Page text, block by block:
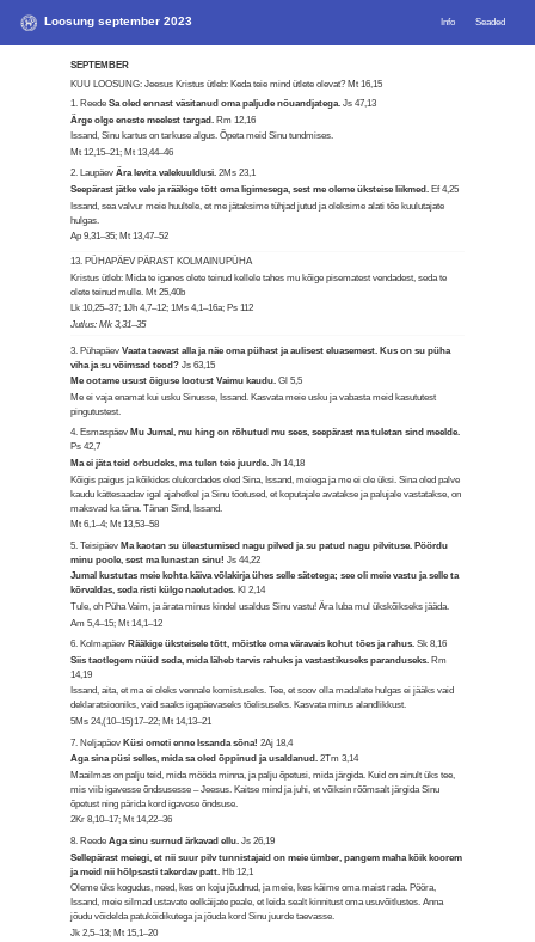
Loosung september 2023 Info Seaded
SEPTEMBER
KUU LOOSUNG: Jeesus Kristus ütleb: Keda teie mind ütlete olevat? Mt 16,15
1. ReedeSa oled ennast väsitanud oma paljude nõuandjatega.Js 47,13
Ärge olge eneste meelest targad.Rm 12,16
Issand, Sinu kartus on tarkuse algus. Õpeta meid Sinu tundmises.
Mt 12,15–21; Mt 13,44–46
2. LaupäevÄra levita valekuuldusi.2Ms 23,1
Seepärast jätke vale ja rääkige tõtt oma ligimesega, sest me oleme üksteise liikmed. Ef 4,25
Issand, sea valvur meie huultele, et me jätaksime tühjad jutud ja oleksime alati tõe kuulutajate
hulgas.
Ap 9,31–35; Mt 13,47–52
13. PÜHAPÄEV PÄRAST KOLMAINUPÜHA
Kristus ütleb: Mida te iganes olete teinud kellele tahes mu kõige pisematest vendadest, seda te
olete teinud mulle. Mt 25,40b
Lk 10,25–37; 1Jh 4,7–12; 1Ms 4,1–16a; Ps 112
Jutlus: Mk 3,31–35
3. PühapäevVaata taevast alla ja näe oma pühast ja aulisest eluasemest. Kus on su püha
viha ja su võimsad teod?Js 63,15
Me ootame usust õiguse lootust Vaimu kaudu.Gl 5,5
Me ei vaja enamat kui usku Sinusse, Issand. Kasvata meie usku ja vabasta meid kasututest
pingutustest.
4. Esmaspäev Mu Jumal, mu hing on rõhutud mu sees, seepärast ma tuletan sind meelde.
Ps 42,7
Ma ei jäta teid orbudeks, ma tulen teie juurde.Jh 14,18
Kõigis paigus ja kõikides olukordades oled Sina, Issand, meiega ja me ei ole üksi. Sina oled palve
kaudu kättesaadav igal ajahetkel ja Sinu tõotused, et koputajale avatakse ja palujale vastatakse, on
maksvad ka täna. Tänan Sind, Issand.
Mt 6,1–4; Mt 13,53–58
5. Teisipäev Ma kaotan su üleastumised nagu pilved ja su patud nagu pilvituse. Pöördu
minu poole, sest ma lunastan sinu!Js 44,22
Jumal kustutas meie kohta käiva võlakirja ühes selle sätetega; see oli meie vastu ja selle ta
kõrvaldas, seda risti külge naelutades. Kl 2,14
Tule, oh Püha Vaim, ja ärata minus kindel usaldus Sinu vastu! Ära luba mul ükskõikseks jääda.
Am 5,4–15; Mt 14,1–12
6. Kolmapäev Rääkige üksteisele tõtt, mõistke oma väravais kohut tões ja rahus.Sk 8,16
Siis taotlegem nüüd seda, mida läheb tarvis rahuks ja vastastikuseks paranduseks. Rm
14,19
Issand, aita, et ma ei oleks vennale komistuseks. Tee, et soov olla madalate hulgas ei jääks vaid
deklaratsiooniks, vaid saaks igapäevaseks tõelisuseks. Kasvata minus alandlikkust.
5Ms 24,(10–15)17–22; Mt 14,13–21
7. NeljapäevKüsi ometi enne Issanda sõna!2Aj 18,4
Aga sina püsi selles, mida sa oled õppinud ja usaldanud.2Tm 3,14
Maailmas on palju teid, mida mööda minna, ja palju õpetusi, mida järgida. Kuid on ainult üks tee,
mis viib igavesse õndsusesse – Jeesus. Kaitse mind ja juhi, et võiksin rõõmsalt järgida Sinu
õpetust ning pärida kord igavese õndsuse.
2Kr 8,10–17; Mt 14,22–36
8. ReedeAga sinu surnud ärkavad ellu.Js 26,19
Sellepärast meiegi, et nii suur pilv tunnistajaid on meie ümber, pangem maha kõik koorem
ja meid nii hõlpsasti takerdav patt.Hb 12,1
Oleme üks kogudus, need, kes on koju jõudnud, ja meie, kes käime oma maist rada. Pööra,
Issand, meie silmad ustavate eelkäijate peale, et leida sealt kinnitust oma usuvõitlustes. Anna
jõudu võidelda patuköidikutega ja jõuda kord Sinu juurde taevasse.
Jk 2,5–13; Mt 15,1–20